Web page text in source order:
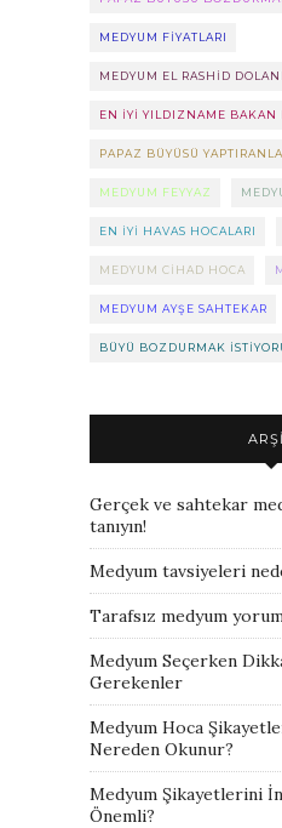
MEDYUM FIYATLARI
MEDYUM EL RASHID
EN IYI YILDIZNAME BAKAN
PAPAZ BÜYÜSÜ
MEDYUM FEYYAZ
EN IYI HAVAS HOCALARI
MEDYUM CIHAD HOCA
MEDYUM AYŞE SAHTEKAR
BÜYÜ BOZDURMAK
Gerçek ve sahtekar
tanıyın!
Medyum tavsiyeleri
Tarafsız medyum
Medyum Seçerken
Gerekenler
Medyum Hoca
Nereden Okunur?
Medyum Şikayetlerini
Önemli?